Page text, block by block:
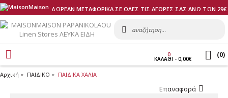
ΔΩΡΕΑΝ ΜΕΤΑΦΟΡΙΚΑ ΣΕ ΟΛΕΣ ΤΙΣ ΑΓΟΡΕΣ ΣΑΣ ΑΝΩ ΤΩΝ 29€
0
ΚΑΛΑΘI - 0,00€ (0)
Αρχική ΠΑΙΔΙΚΟ ΠΑΙΔΙΚΑ ΧΑΛΙΑ
Επαναφορά